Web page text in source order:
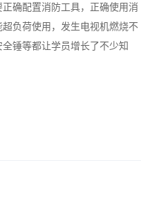
确配置消防工具，正确使用消
负荷使用，发生电视机燃烧不
锤等都让学员增长了不少知